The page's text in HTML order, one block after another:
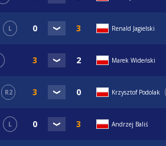
L Renald Jagielski
Marek Wideński
R2 Krzysztof Podolak
L Andrzej Baliś